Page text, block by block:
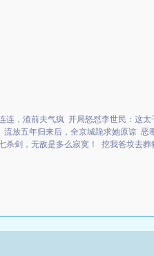
连，渣前夫气疯 开局怒怼李世民：这太
流放五年归来后，全京城跪求她原谅 恶
杀剑，无敌是多么寂寞！
挖我爸坟去葬